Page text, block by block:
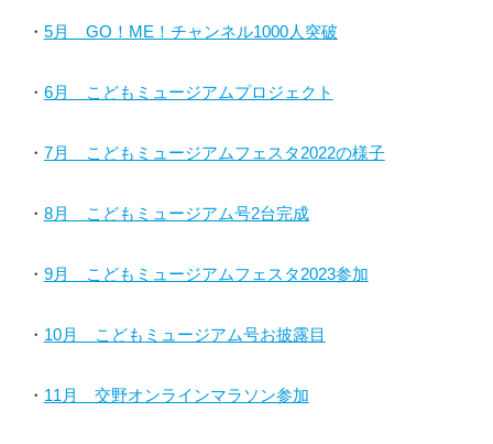
・ 5月 GO！ME！チャンネル1000人突破
・ 6月 こどもミュージアムプロジェクト
・ 7月 こどもミュージアムフェスタ2022の様子
・ 8月 こどもミュージアム号2台完成
・ 9月 こどもミュージアムフェスタ2023参加
・ 10月 こどもミュージアム号お披露目
・ 11月 交野オンラインマラソン参加